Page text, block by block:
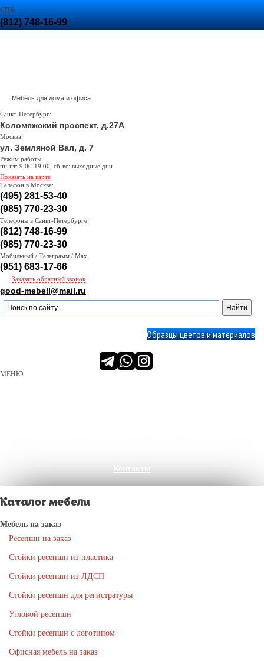
СПБ:
(812) 748-16-99
Мебель для дома и офиса
Санкт-Петербург:
Коломяжский проспект, д.27А
Москва:
ул. Земляной Вал, д. 7
Режим работы:
пн-пт: 9:00-19:00, сб-вс: выходные дни
Показать на карте
Телефон в Москве:
(495) 281-53-40
(985) 770-23-30
Телефоны в Санкт-Петербурге:
(812) 748-16-99
(985) 770-23-30
Мобильный / Телеграмм / Max:
(951) 683-17-66
Заказать обратный звонок
good-mebell@mail.ru
Образцы цветов и материалов
МЕНЮ
Контакты
Каталог мебели
Мебель на заказ
Ресепшн на заказ
Стойки ресепшн из пластика
Стойки ресепшн из ЛДСП
Стойки ресепшн для регистратуры
Угловой ресепшн
Стойки ресепшн с логотипом
Офисная мебель на заказ